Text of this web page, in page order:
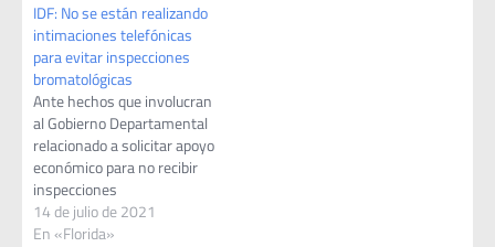
IDF: No se están realizando
intimaciones telefónicas
para evitar inspecciones
bromatológicas
Ante hechos que involucran
al Gobierno Departamental
relacionado a solicitar apoyo
económico para no recibir
inspecciones
bromatológicas, la comuna
de Florida comunica a los
14 de julio de 2021
En «Florida»